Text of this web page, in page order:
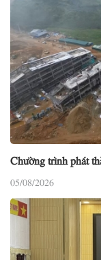
Chường trình phát
05/08/2026